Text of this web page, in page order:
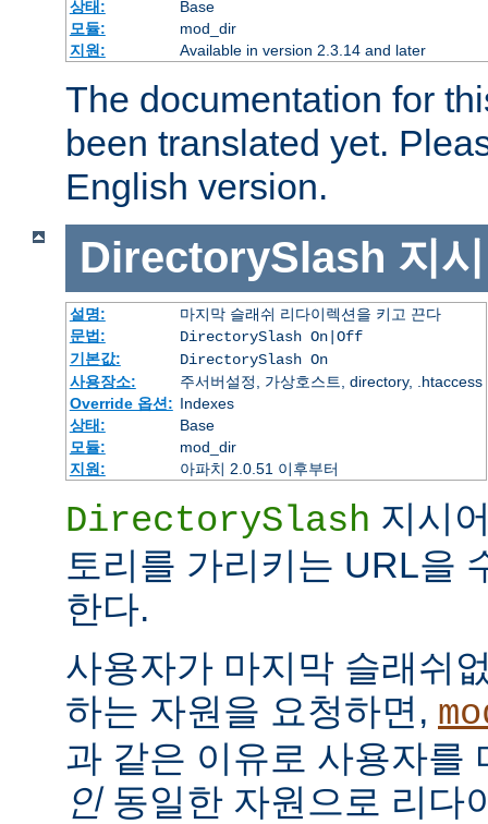
상태:
Base
모듈:
mod_dir
지원:
Available in version 2.3.14 and later
The documentation for
been translated yet.
English version.
DirectorySlash 지
설명:
마지막 슬래쉬 리다이렉션을 키고 끈다
문법:
DirectorySlash On|Off
기본값:
DirectorySlash On
사용장소:
주서버설정, 가상호스트, directory, .htaccess
Override 옵션: Indexes
상태:
Base
모듈:
mod_dir
지원:
아파치 2.0.51 이후부터
DirectorySlash 지시
토리를 가리키는 URL을
한다.
사용자가 마지막 슬래쉬
하는 자원을 요청하면,
과 같은 이유로 사용자를
인동일한 자원으로 리다